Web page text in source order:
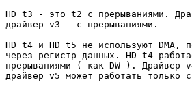
HD t3 - это t2 с прерываниями.
драйвер v3 - с прерываниями.
HD t4 и HD t5 не используют DMA,
через регистр данных. HD t4
прерываниями ( как DW ). Драйвер
драйвер v5 может работать только